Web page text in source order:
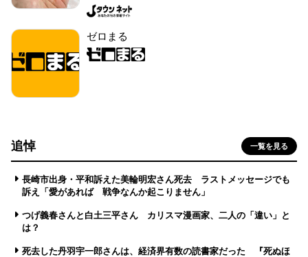
ゼロまる
追悼 一覧を見る
長崎市出身・平和訴えた美輪明宏さん死去 ラストメッセージでも
訴え「愛があれば 戦争なんか起こりません」
つげ義春さんと白土三平さん カリスマ漫画家、二人の「違い」と
は？
死去した丹羽宇一郎さんは、経済界有数の読書家だった 『死ぬほ